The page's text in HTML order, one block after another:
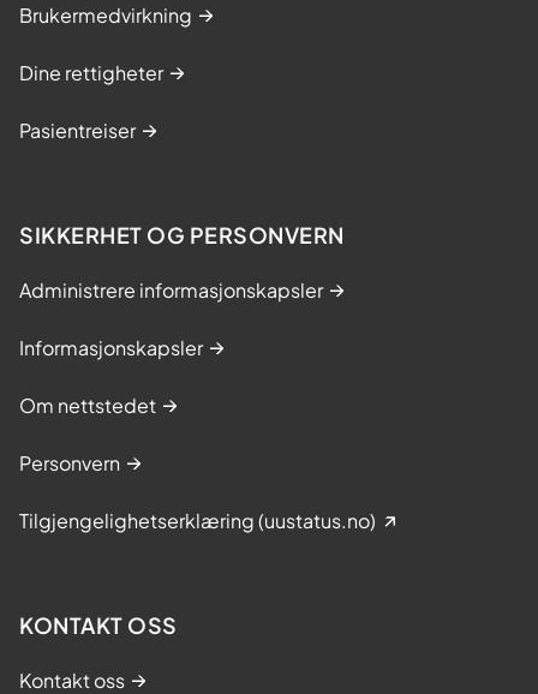
Brukermedvirkning
Dine rettigheter
Pasientreiser
SIKKERHET OG PERSONVERN
Administrere informasjonskapsler
Informasjonskapsler
Om nettstedet
Personvern
Tilgjengelighetserklæring (uustatus.no)
KONTAKT OSS
Kontakt oss